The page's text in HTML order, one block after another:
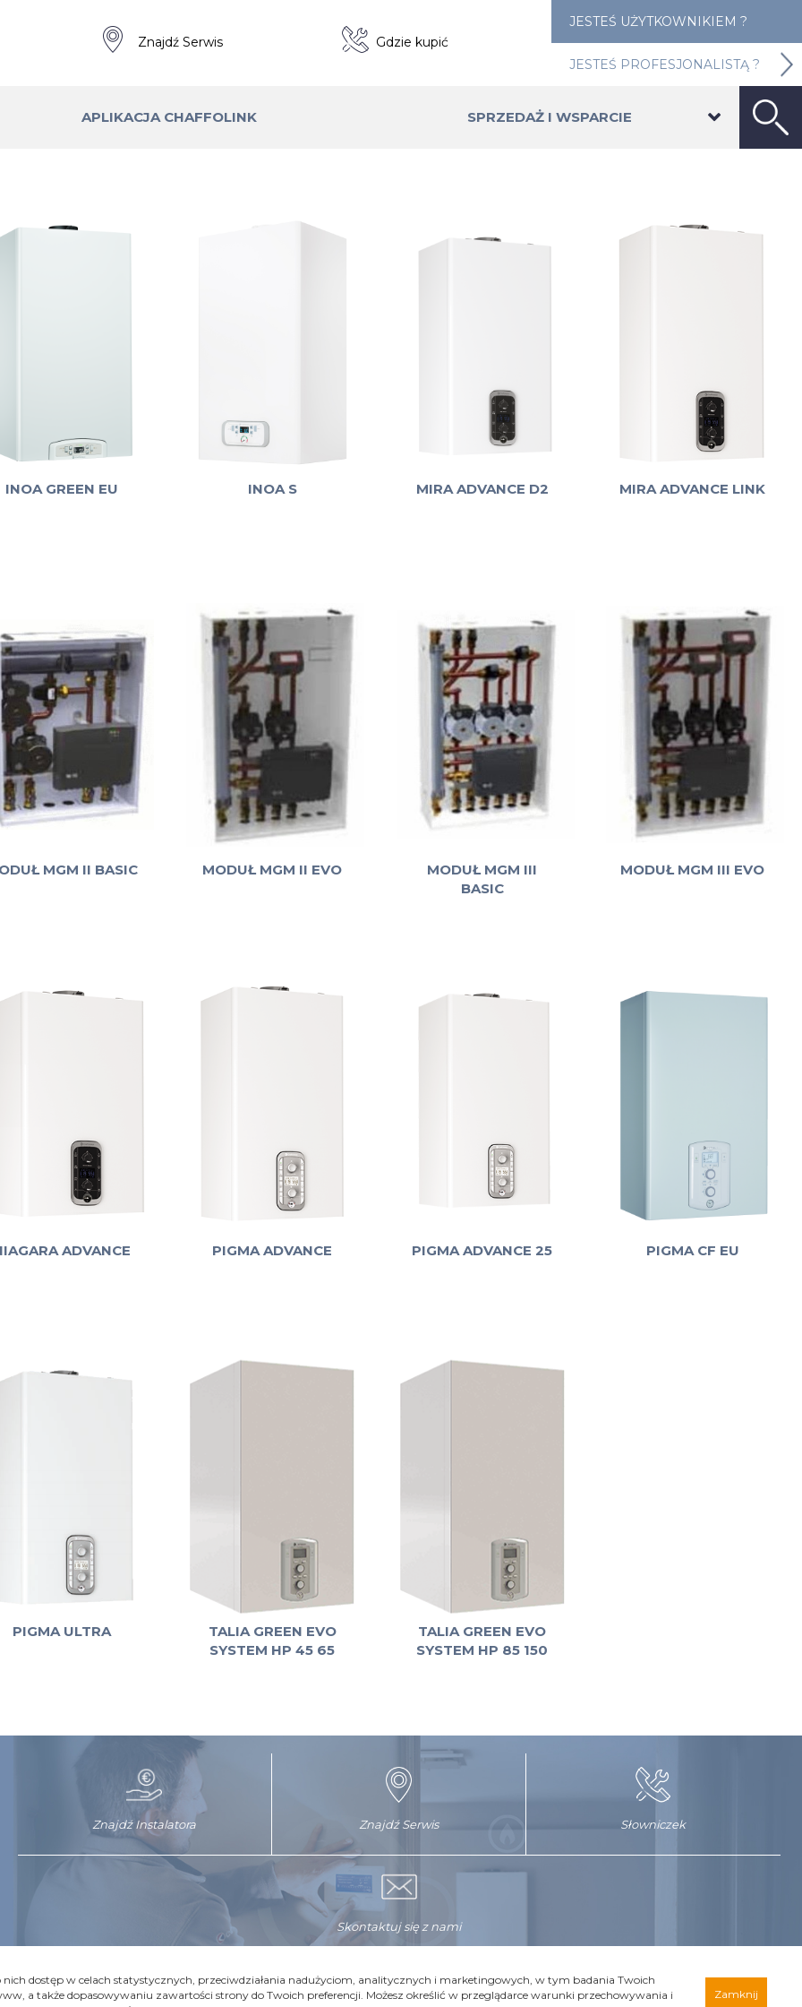
Znajdź Serwis Gdzie kupić
JESTEŚ UŻYTKOWNIKIEM ?
JESTEŚ PROFESJONALISTĄ ?
APLIKACJA CHAFFOLINK SPRZEDAŻ I WSPARCIE
INOA GREEN EU INOA S MIRA ADVANCE D2 MIRA ADVANCE LINK
MGM II BASIC MODUŁ MGM II EVO
MODUŁ MGM III
BASIC
MODUŁ MGM III EVO
ADVANCE PIGMA ADVANCE PIGMA ADVANCE 25 PIGMA CF EU
PIGMA ULTRA
TALIA GREEN EVO
SYSTEM HP 45 65
TALIA GREEN EVO
SYSTEM HP 85 150
Znajdź Instalatora Znajdź Serwis Słowniczek
Skontaktuj się z nami
dostęp w celach statystycznych, przeciwdziałania nadużyciom, analitycznych i marketingowych, w tym badania Twoich
a także dopasowywaniu zawartości strony do Twoich preferencji. Możesz określić w przeglądarce warunki przechowywania i
Zamknij